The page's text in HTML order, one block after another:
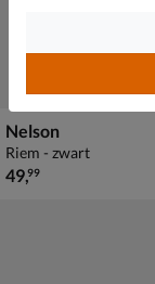
Nelson
Riem - zwart
€ 49,99
49,99